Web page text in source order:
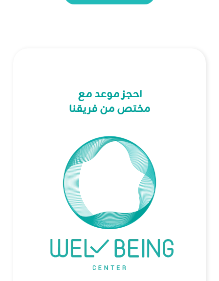
احجز موعد مع
مختص من فريقنا